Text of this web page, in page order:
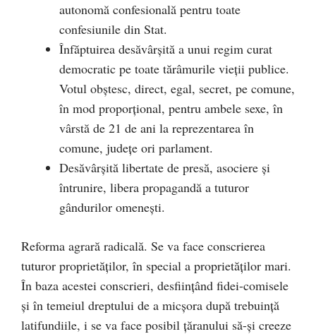
autonomă confesională pentru toate
confesiunile din Stat.
Înfăptuirea desăvârșită a unui regim curat
democratic pe toate tărâmurile vieții publice.
Votul obștesc, direct, egal, secret, pe comune,
în mod proporțional, pentru ambele sexe, în
vârstă de 21 de ani la reprezentarea în
comune, județe ori parlament.
Desăvârșită libertate de presă, asociere și
întrunire, libera propagandă a tuturor
gândurilor omenești.
Reforma agrară radicală. Se va face conscrierea
tuturor proprietăților, în special a proprietăților mari.
În baza acestei conscrieri, desființând fidei-comisele
și în temeiul dreptului de a micșora după trebuință
latifundiile, i se va face posibil țăranului să-și creeze